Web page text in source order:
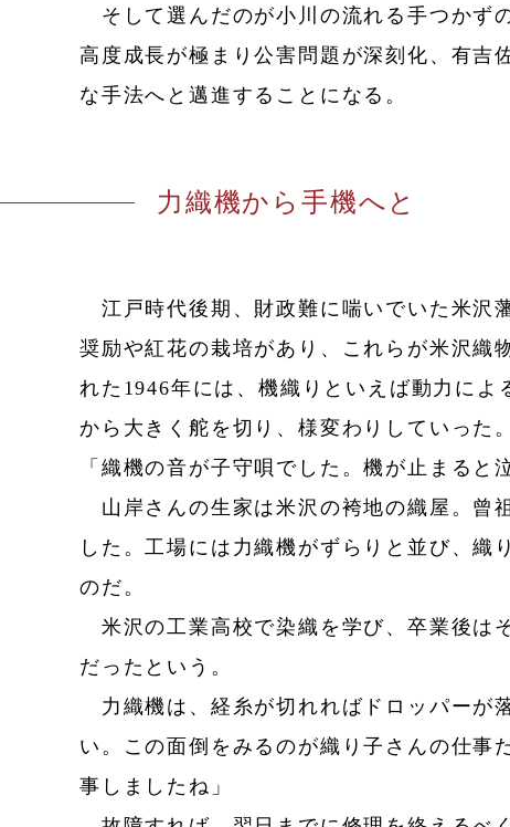
そして選んだのが小川の流れる手つかず
高度成長が極まり公害問題が深刻化、有吉
な手法へと邁進することになる。
力織機から手機へと
江戸時代後期、財政難に喘いでいた米沢
奨励や紅花の栽培があり、これらが米沢織
れた1946年には、機織りといえば動力に
から大きく舵を切り、様変わりしていった。
「織機の音が子守唄でした。機が止まると
山岸さんの生家は米沢の袴地の織屋。曾
した。工場には力織機がずらりと並び、
のだ。
米沢の工業高校で染織を学び、卒業後は
だったという。
力織機は、経糸が切れればドロッパーが
い。この面倒をみるのが織り子さんの仕事
事しましたね」